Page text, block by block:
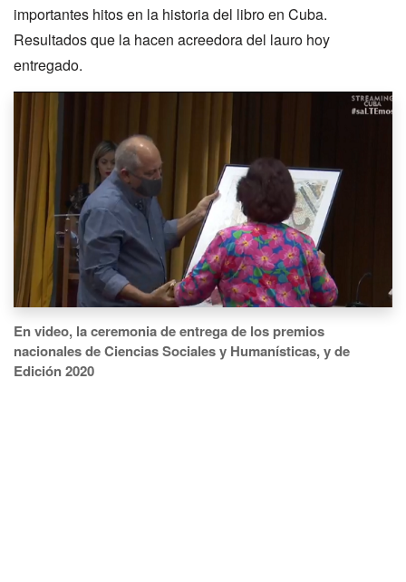
importantes hitos en la historia del libro en Cuba.
Resultados que la hacen acreedora del lauro hoy
entregado.
En video, la ceremonia de entrega de los premios
nacionales de Ciencias Sociales y Humanísticas, y de
Edición 2020